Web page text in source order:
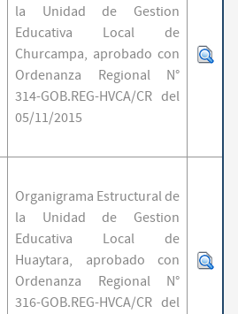
la Unidad de Gestion
Educativa Local de
Churcampa, aprobado con
Ordenanza Regional N°
314-GOB.REG-HVCA/CR del
05/11/2015
Organigrama Estructural de
la Unidad de Gestion
Educativa Local de
Huaytara, aprobado con
Ordenanza Regional N°
316-GOB.REG-HVCA/CR del